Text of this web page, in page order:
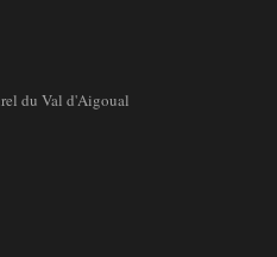
du Val d'Aigoual